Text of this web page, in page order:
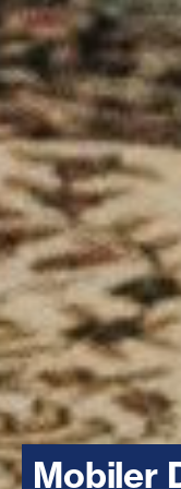
Mobiler